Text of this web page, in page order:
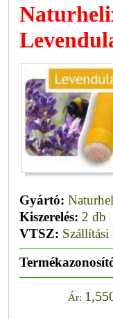
Gyártó:
Kiszerelés: 2 db
VTSZ:
Ár: